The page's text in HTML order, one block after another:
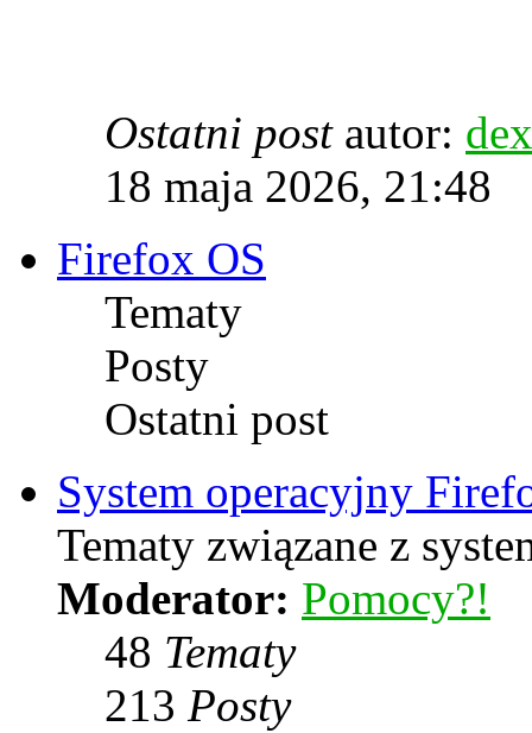
Ostatni postautor:
18 maja 2026, 21:48
Firefox OS
Tematy
Posty
Ostatni post
System operacyjny
Tematy związane z
Moderator: Pomocy?!
48 Tematy
213 Posty